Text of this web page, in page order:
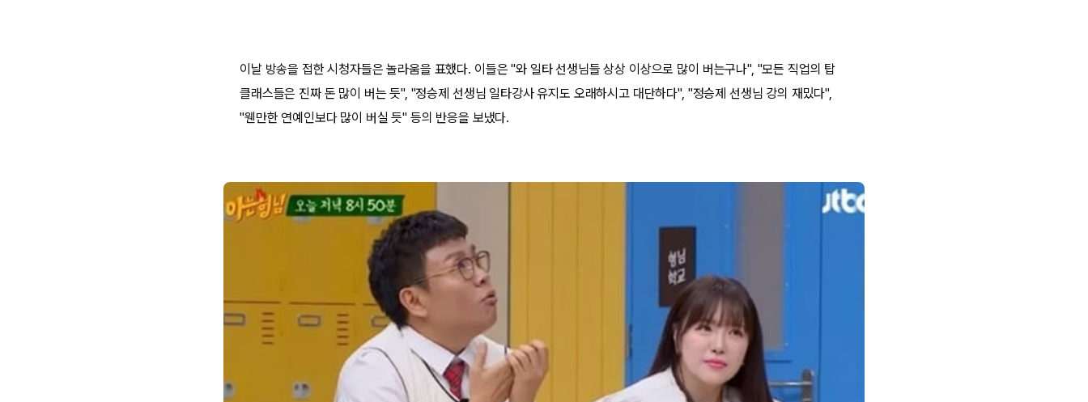
이날 방송을 접한 시청자들은 놀라움을 표했다. 이들은 "와 일타 선생님들 상상 이상으로 많이 버는구나", "모든 직업의 탑
클래스들은 진짜 돈 많이 버는 듯", "정승제 선생님 일타강사 유지도 오래하시고 대단하다", "정승제 선생님 강의 재밌다",
"웬만한 연예인보다 많이 버실 듯" 등의 반응을 보냈다.